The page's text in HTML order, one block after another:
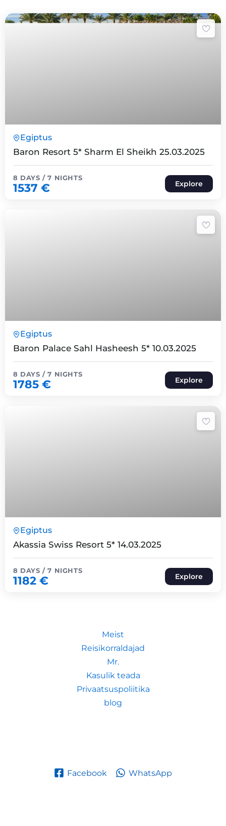
Expired !
Egiptus
Baron Resort 5* Sharm El Sheikh 25.03.2025
8 DAYS / 7 NIGHTS
1537 € Explore
Expired !
Egiptus
Baron Palace Sahl Hasheesh 5* 10.03.2025
8 DAYS / 7 NIGHTS
1785 € Explore
Expired !
Egiptus
Akassia Swiss Resort 5* 14.03.2025
8 DAYS / 7 NIGHTS
1182 € Explore
Meist
Reisikorraldajad
Mr.
Kasulik teada
Privaatsuspoliitika
blog
Facebook WhatsApp